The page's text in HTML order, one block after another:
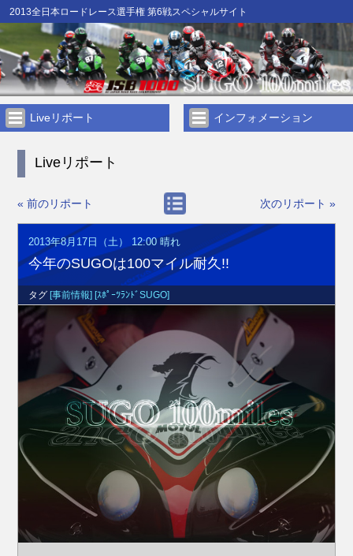
2013全日本ロードレース選手権 第6戦スペシャルサイト
Liveリポート インフォメーション
Liveリポート
« 前のリポート 次のリポート »
2013年8月17日（土） 12:00晴れ
今年のSUGOは100マイル耐久!!
タグ [事前情報] [ｽﾎﾟｰﾂﾗﾝﾄﾞSUGO]